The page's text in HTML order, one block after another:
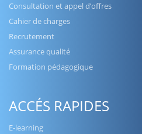
Consultation et appel d’offres
Cahier de charges
Recrutement
Assurance qualité
Formation pédagogique
ACCÉS RAPIDES
E-learning